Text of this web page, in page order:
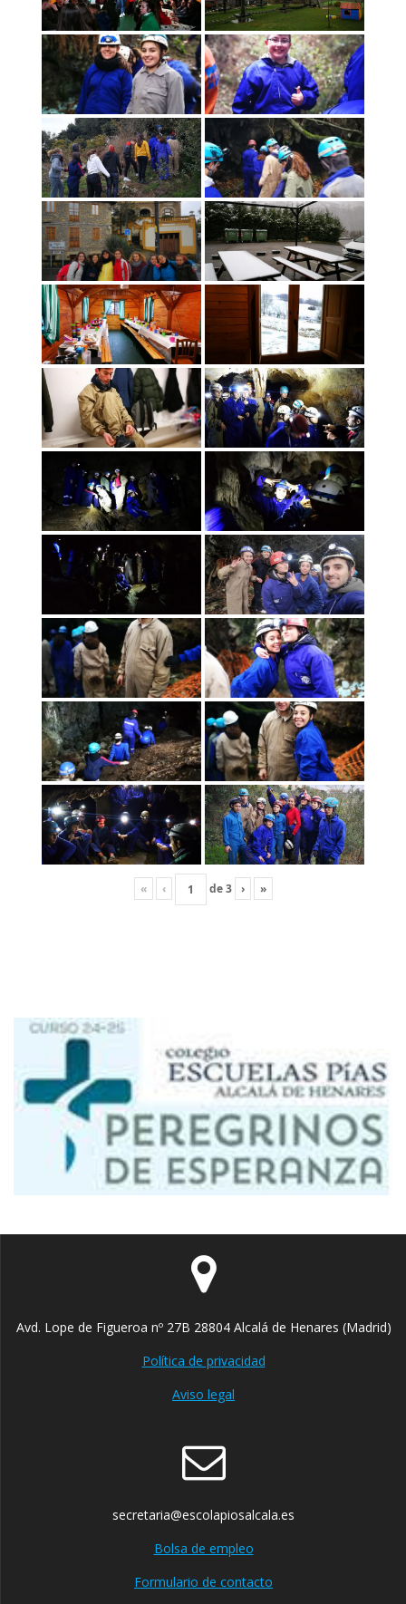
« ‹ de3 › »
Avd. Lope de Figueroa nº 27B 28804 Alcalá de Henares (Madrid)
Política de privacidad
Aviso legal
secretaria@escolapiosalcala.es
Bolsa de empleo
Formulario de contacto